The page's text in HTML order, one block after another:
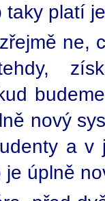
taky platí
ne,
nový
a v
úplně